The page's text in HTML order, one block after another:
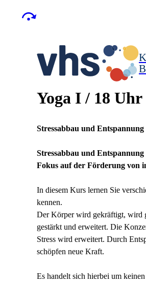
Yoga I / 18 Uhr
Stressabbau und Entspannung
Stressabbau und Entspannung
Fokus auf der Förderung von
In diesem Kurs lernen Sie
kennen.
Der Körper wird gekräftigt, wird
gestärkt und erweitert. Die
Stress wird erweitert. Durch
schöpfen neue Kraft.
Es handelt sich hierbei um